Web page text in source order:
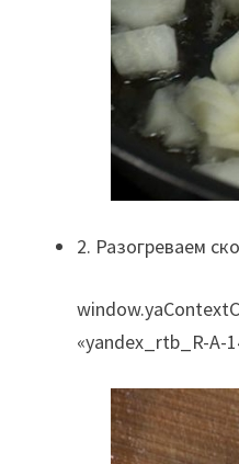
2. Разогреваем
«yandex_rtb_R-A-